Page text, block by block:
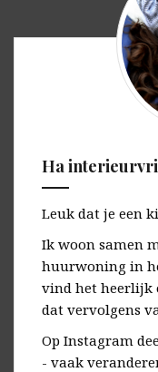
Ha
Leuk dat je een
Ik woon samen
huurwoning in
vind het heerlijk
dat vervolgens
Op Instagram
- vaak